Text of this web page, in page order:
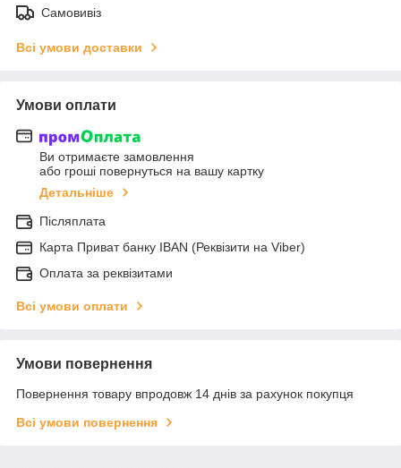
Самовивіз
Всі умови доставки
Умови оплати
Ви отримаєте замовлення
або гроші повернуться на вашу картку
Детальніше
Післяплата
Карта Приват банку IBAN (Реквізити на Viber)
Оплата за реквізитами
Всі умови оплати
Умови повернення
Повернення товару впродовж 14 днів за рахунок покупця
Всі умови повернення